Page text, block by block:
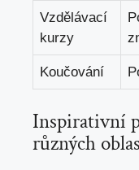
Vzdělávací
kurzy
Koučování
Inspirativní
různých